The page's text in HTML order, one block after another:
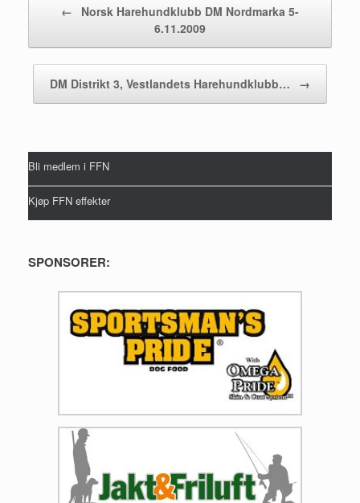
←
Norsk Harehundklubb DM Nordmarka 5-
6.11.2009
DM Distrikt 3, Vestlandets Harehundklubb… →
Bli medlem i FFN
Kjøp FFN effekter
SPONSORER: